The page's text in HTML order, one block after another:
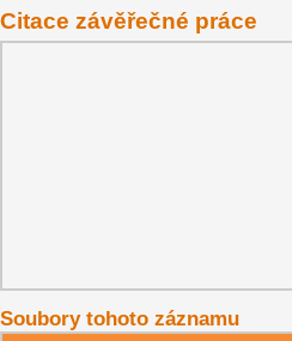
Citace závěřečné práce
Soubory tohoto záznamu